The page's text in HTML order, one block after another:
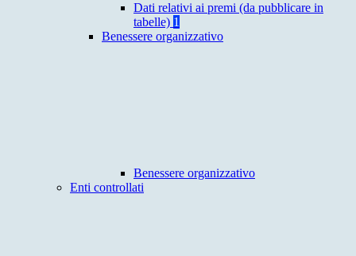
Dati relativi ai premi (da pubblicare in
tabelle) 1
Benessere organizzativo
Benessere organizzativo
Enti controllati